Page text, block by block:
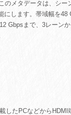
のメタデータは、シー
にします。帯域幅を48
Gbpsまで、3レーン
したPCなどからHDMI